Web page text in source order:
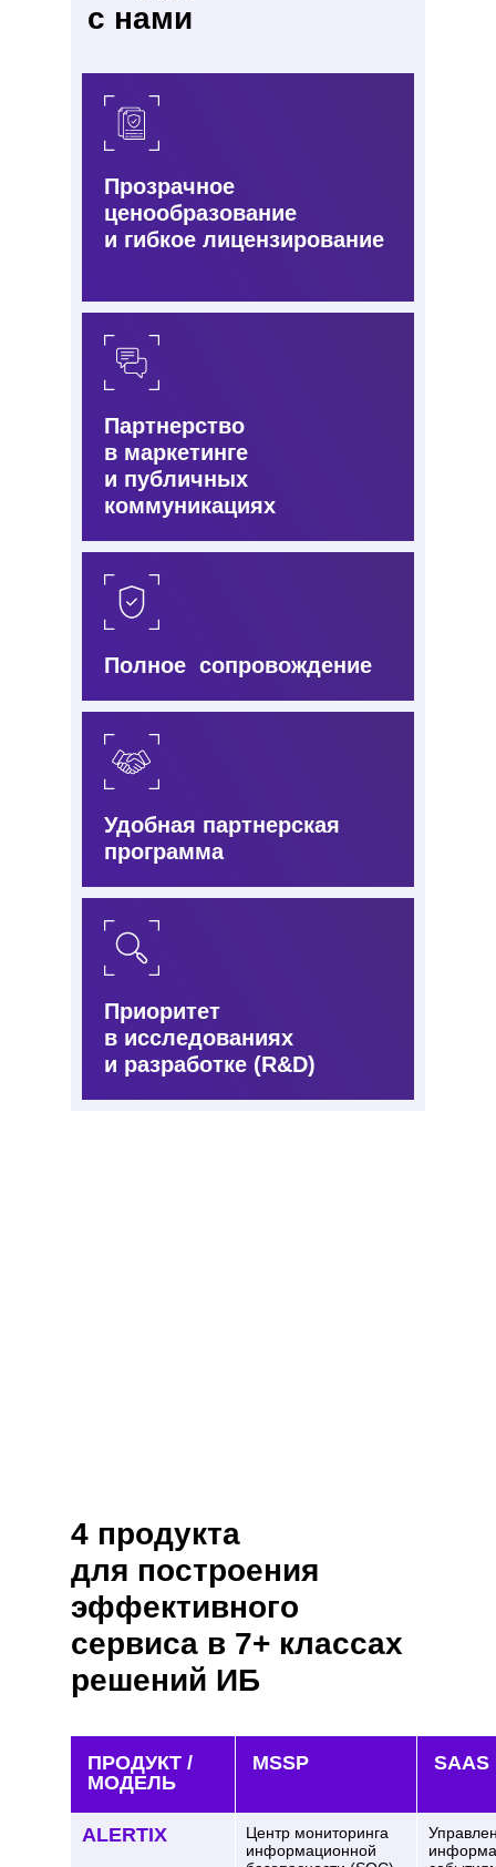
с нами
Прозрачное
ценообразование
и гибкое лицензирование
Полное сопровождение
Партнерство
в маркетинге
и публичных
коммуникациях
Удобная партнерская
программа
Приоритет
в исследованиях
и разработке (R&D)
4 продукта
для построения
эффективного
сервиса в 7+ классах
решений ИБ
ALERTIX
Центр мониторинга
информационной
ПРОДУКТ /
МОДЕЛЬ
MSSP SAAS